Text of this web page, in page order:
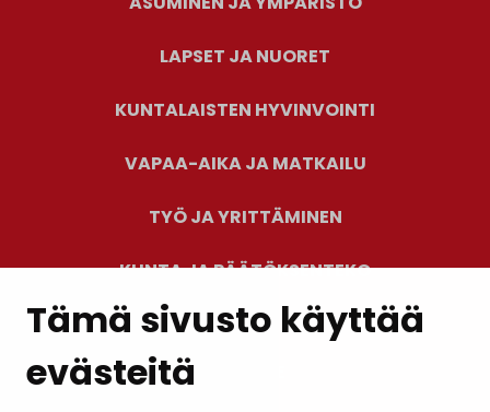
Tämä sivusto käyttää
evästeitä
LAPSET JA NUORET
KUNTALAISTEN HYVINVOINTI
VAPAA-AIKA JA MATKAILU
TYÖ JA YRITTÄMINEN
KUNTA JA PÄÄTÖKSENTEKO